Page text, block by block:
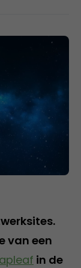
van een
in de